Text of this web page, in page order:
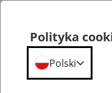
Polityka
Polski